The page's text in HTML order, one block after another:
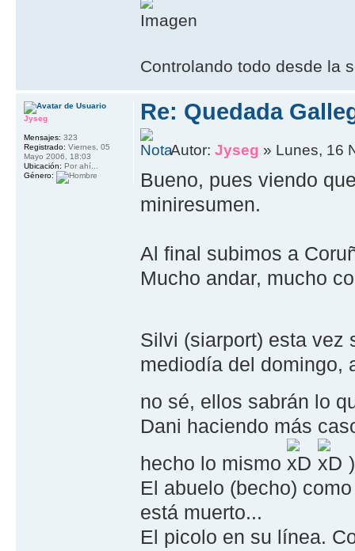
Controlando todo desde la
Re: Quedada
Autor:Jyseg » Lunes, 16
Bueno, pues viendo
miniresumen.
Al final subimos a
Mucho andar, mucho
Silvi (siarport) esta
mediodía del domingo,
no sé, ellos sabrán lo
Dani haciendo más
hecho lo mismo
El abuelo (becho)
está muerto...
El picolo en su línea.
Jyseg
Mensajes: 323
Registrado: Viernes, 05
Mayo 2006, 18:03
Ubicación: Por ahí...
Género: